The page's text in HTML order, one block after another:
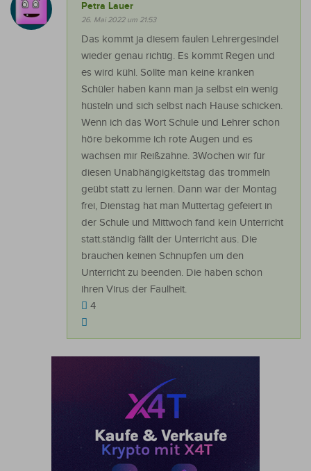
Petra Lauer
26. Mai 2022 um 21:53
Das kommt ja diesem faulen Lehrergesindel
wieder genau richtig. Es kommt Regen und
es wird kühl. Sollte man keine kranken
Schüler haben kann man ja selbst ein wenig
hüsteln und sich selbst nach Hause schicken.
Wenn ich das Wort Schule und Lehrer schon
höre bekomme ich rote Augen und es
wachsen mir Reißzähne. 3Wochen wir für
diesen Unabhängigkeitstag das trommeln
geübt statt zu lernen. Dann war der Montag
frei, Dienstag hat man Muttertag gefeiert in
der Schule und Mittwoch fand kein Unterricht
statt.ständig fällt der Unterricht aus. Die
brauchen keinen Schnupfen um den
Unterricht zu beenden. Die haben schon
ihren Virus der Faulheit.
4